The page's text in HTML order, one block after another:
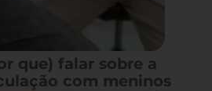
que) falar sobre a
com meninos